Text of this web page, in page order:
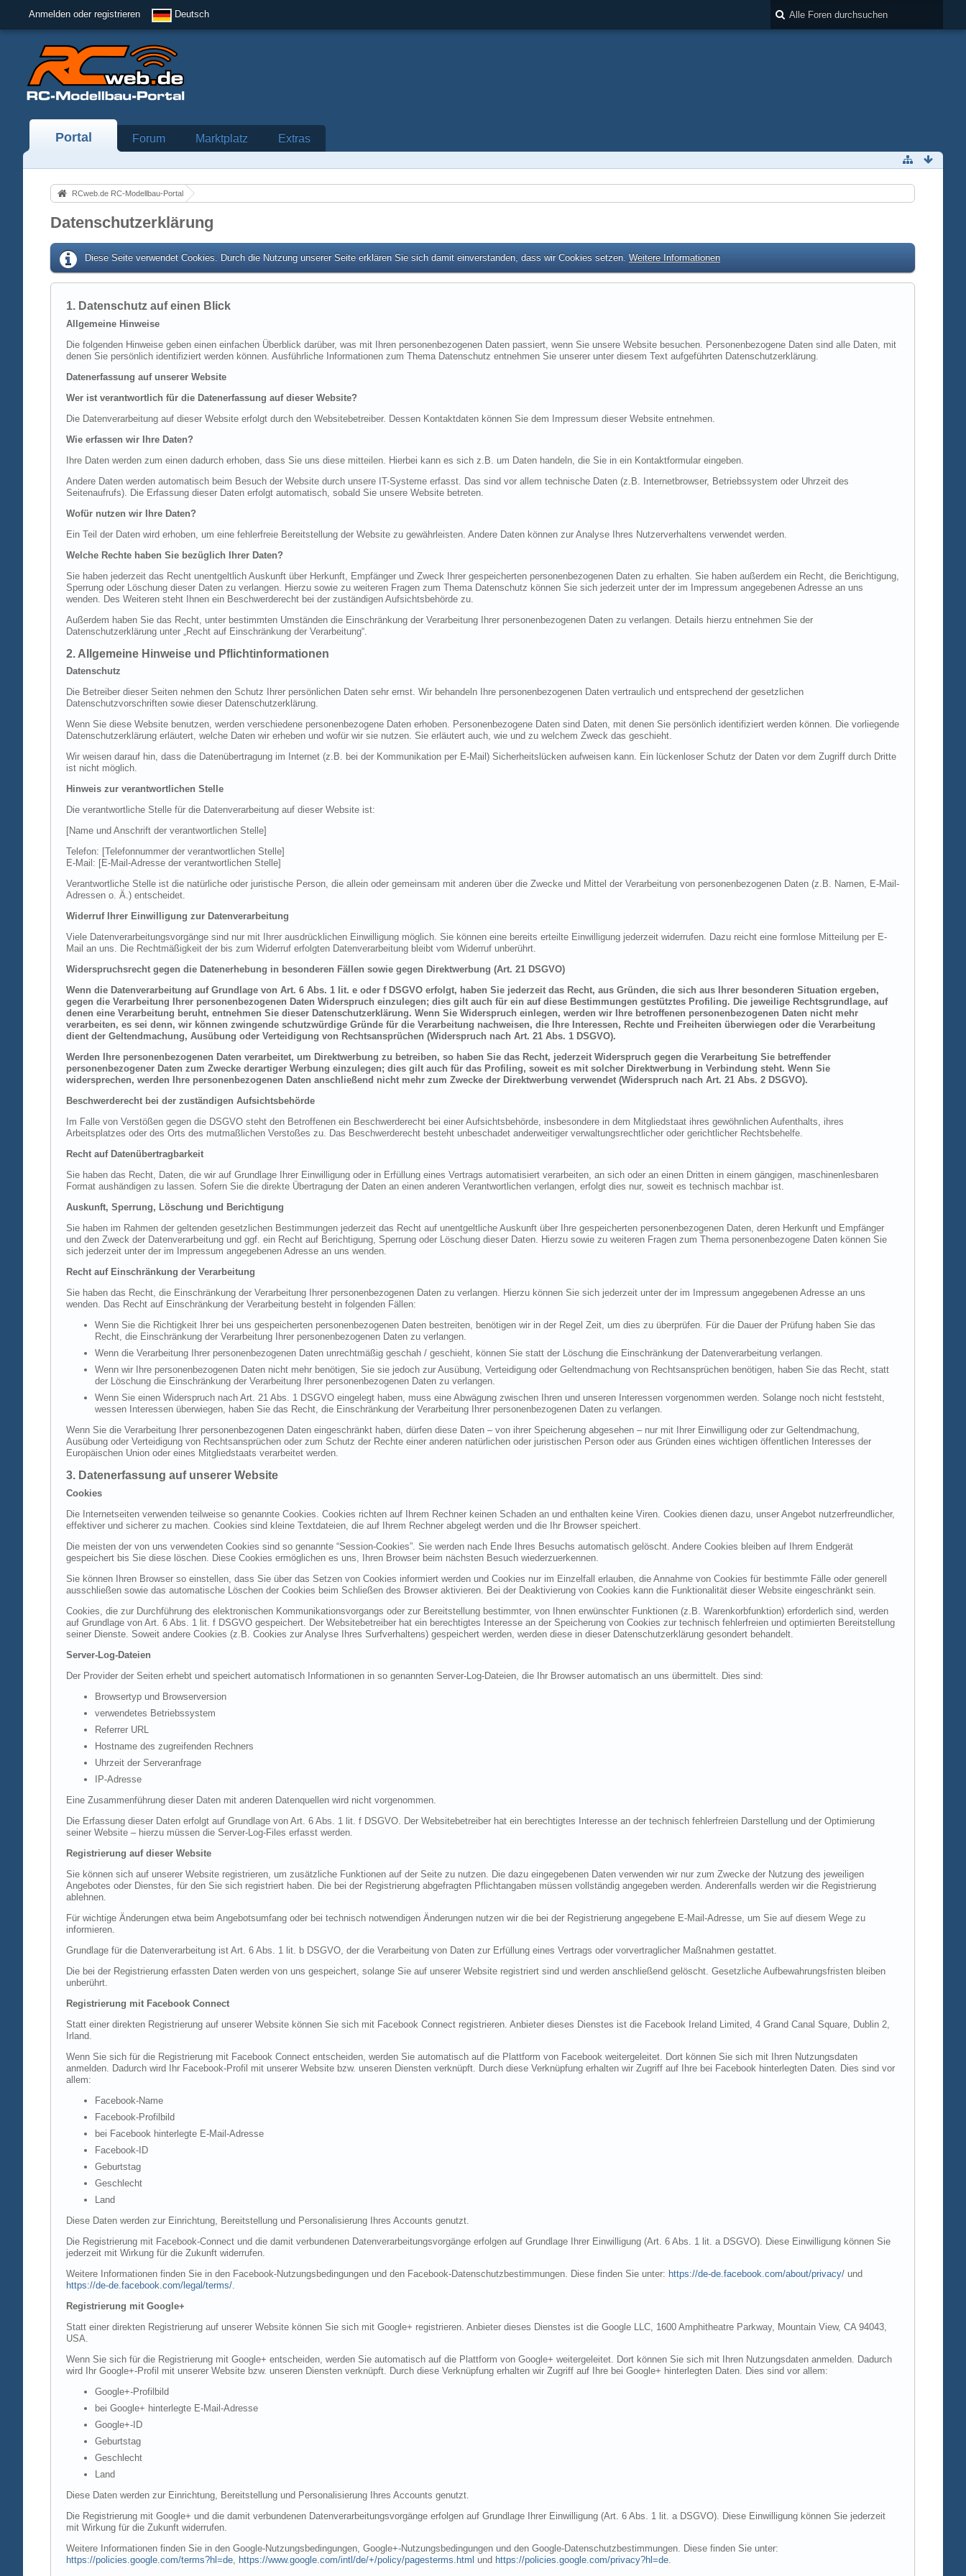
Anmelden oder registrieren Deutsch
Portal Forum Marktplatz Extras
RCweb.de RC-Modellbau-Portal
Datenschutzerklärung
Diese Seite verwendet Cookies. Durch die Nutzung unserer Seite erklären Sie sich damit einverstanden, dass wir Cookies setzen. Weitere Informationen
1. Datenschutz auf einen Blick
Allgemeine Hinweise
Die folgenden Hinweise geben einen einfachen Überblick darüber, was mit Ihren personenbezogenen Daten passiert, wenn Sie unsere Website besuchen. Personenbezogene Daten sind alle Daten, mit
denen Sie persönlich identifiziert werden können. Ausführliche Informationen zum Thema Datenschutz entnehmen Sie unserer unter diesem Text aufgeführten Datenschutzerklärung.
Datenerfassung auf unserer Website
Wer ist verantwortlich für die Datenerfassung auf dieser Website?
Die Datenverarbeitung auf dieser Website erfolgt durch den Websitebetreiber. Dessen Kontaktdaten können Sie dem Impressum dieser Website entnehmen.
Wie erfassen wir Ihre Daten?
Ihre Daten werden zum einen dadurch erhoben, dass Sie uns diese mitteilen. Hierbei kann es sich z.B. um Daten handeln, die Sie in ein Kontaktformular eingeben.
Andere Daten werden automatisch beim Besuch der Website durch unsere IT-Systeme erfasst. Das sind vor allem technische Daten (z.B. Internetbrowser, Betriebssystem oder Uhrzeit des
Seitenaufrufs). Die Erfassung dieser Daten erfolgt automatisch, sobald Sie unsere Website betreten.
Wofür nutzen wir Ihre Daten?
Ein Teil der Daten wird erhoben, um eine fehlerfreie Bereitstellung der Website zu gewährleisten. Andere Daten können zur Analyse Ihres Nutzerverhaltens verwendet werden.
Welche Rechte haben Sie bezüglich Ihrer Daten?
Sie haben jederzeit das Recht unentgeltlich Auskunft über Herkunft, Empfänger und Zweck Ihrer gespeicherten personenbezogenen Daten zu erhalten. Sie haben außerdem ein Recht, die Berichtigung,
Sperrung oder Löschung dieser Daten zu verlangen. Hierzu sowie zu weiteren Fragen zum Thema Datenschutz können Sie sich jederzeit unter der im Impressum angegebenen Adresse an uns
wenden. Des Weiteren steht Ihnen ein Beschwerderecht bei der zuständigen Aufsichtsbehörde zu.
Außerdem haben Sie das Recht, unter bestimmten Umständen die Einschränkung der Verarbeitung Ihrer personenbezogenen Daten zu verlangen. Details hierzu entnehmen Sie der
Datenschutzerklärung unter „Recht auf Einschränkung der Verarbeitung“.
2. Allgemeine Hinweise und Pflichtinformationen
Datenschutz
Die Betreiber dieser Seiten nehmen den Schutz Ihrer persönlichen Daten sehr ernst. Wir behandeln Ihre personenbezogenen Daten vertraulich und entsprechend der gesetzlichen
Datenschutzvorschriften sowie dieser Datenschutzerklärung.
Wenn Sie diese Website benutzen, werden verschiedene personenbezogene Daten erhoben. Personenbezogene Daten sind Daten, mit denen Sie persönlich identifiziert werden können. Die vorliegende
Datenschutzerklärung erläutert, welche Daten wir erheben und wofür wir sie nutzen. Sie erläutert auch, wie und zu welchem Zweck das geschieht.
Wir weisen darauf hin, dass die Datenübertragung im Internet (z.B. bei der Kommunikation per E-Mail) Sicherheitslücken aufweisen kann. Ein lückenloser Schutz der Daten vor dem Zugriff durch Dritte
ist nicht möglich.
Hinweis zur verantwortlichen Stelle
Die verantwortliche Stelle für die Datenverarbeitung auf dieser Website ist:
[Name und Anschrift der verantwortlichen Stelle]
Telefon: [Telefonnummer der verantwortlichen Stelle]
E-Mail: [E-Mail-Adresse der verantwortlichen Stelle]
Verantwortliche Stelle ist die natürliche oder juristische Person, die allein oder gemeinsam mit anderen über die Zwecke und Mittel der Verarbeitung von personenbezogenen Daten (z.B. Namen, E-Mail-
Adressen o. Ä.) entscheidet.
Widerruf Ihrer Einwilligung zur Datenverarbeitung
Viele Datenverarbeitungsvorgänge sind nur mit Ihrer ausdrücklichen Einwilligung möglich. Sie können eine bereits erteilte Einwilligung jederzeit widerrufen. Dazu reicht eine formlose Mitteilung per E-
Mail an uns. Die Rechtmäßigkeit der bis zum Widerruf erfolgten Datenverarbeitung bleibt vom Widerruf unberührt.
Widerspruchsrecht gegen die Datenerhebung in besonderen Fällen sowie gegen Direktwerbung (Art. 21 DSGVO)
Wenn die Datenverarbeitung auf Grundlage von Art. 6 Abs. 1 lit. e oder f DSGVO erfolgt, haben Sie jederzeit das Recht, aus Gründen, die sich aus Ihrer besonderen Situation ergeben,
gegen die Verarbeitung Ihrer personenbezogenen Daten Widerspruch einzulegen; dies gilt auch für ein auf diese Bestimmungen gestütztes Profiling. Die jeweilige Rechtsgrundlage, auf
denen eine Verarbeitung beruht, entnehmen Sie dieser Datenschutzerklärung. Wenn Sie Widerspruch einlegen, werden wir Ihre betroffenen personenbezogenen Daten nicht mehr
verarbeiten, es sei denn, wir können zwingende schutzwürdige Gründe für die Verarbeitung nachweisen, die Ihre Interessen, Rechte und Freiheiten überwiegen oder die Verarbeitung
dient der Geltendmachung, Ausübung oder Verteidigung von Rechtsansprüchen (Widerspruch nach Art. 21 Abs. 1 DSGVO).
Werden Ihre personenbezogenen Daten verarbeitet, um Direktwerbung zu betreiben, so haben Sie das Recht, jederzeit Widerspruch gegen die Verarbeitung Sie betreffender
personenbezogener Daten zum Zwecke derartiger Werbung einzulegen; dies gilt auch für das Profiling, soweit es mit solcher Direktwerbung in Verbindung steht. Wenn Sie
widersprechen, werden Ihre personenbezogenen Daten anschließend nicht mehr zum Zwecke der Direktwerbung verwendet (Widerspruch nach Art. 21 Abs. 2 DSGVO).
Beschwerderecht bei der zuständigen Aufsichtsbehörde
Im Falle von Verstößen gegen die DSGVO steht den Betroffenen ein Beschwerderecht bei einer Aufsichtsbehörde, insbesondere in dem Mitgliedstaat ihres gewöhnlichen Aufenthalts, ihres
Arbeitsplatzes oder des Orts des mutmaßlichen Verstoßes zu. Das Beschwerderecht besteht unbeschadet anderweitiger verwaltungsrechtlicher oder gerichtlicher Rechtsbehelfe.
Recht auf Datenübertragbarkeit
Sie haben das Recht, Daten, die wir auf Grundlage Ihrer Einwilligung oder in Erfüllung eines Vertrags automatisiert verarbeiten, an sich oder an einen Dritten in einem gängigen, maschinenlesbaren
Format aushändigen zu lassen. Sofern Sie die direkte Übertragung der Daten an einen anderen Verantwortlichen verlangen, erfolgt dies nur, soweit es technisch machbar ist.
Auskunft, Sperrung, Löschung und Berichtigung
Sie haben im Rahmen der geltenden gesetzlichen Bestimmungen jederzeit das Recht auf unentgeltliche Auskunft über Ihre gespeicherten personenbezogenen Daten, deren Herkunft und Empfänger
und den Zweck der Datenverarbeitung und ggf. ein Recht auf Berichtigung, Sperrung oder Löschung dieser Daten. Hierzu sowie zu weiteren Fragen zum Thema personenbezogene Daten können Sie
sich jederzeit unter der im Impressum angegebenen Adresse an uns wenden.
Recht auf Einschränkung der Verarbeitung
Sie haben das Recht, die Einschränkung der Verarbeitung Ihrer personenbezogenen Daten zu verlangen. Hierzu können Sie sich jederzeit unter der im Impressum angegebenen Adresse an uns
wenden. Das Recht auf Einschränkung der Verarbeitung besteht in folgenden Fällen:
Wenn Sie die Richtigkeit Ihrer bei uns gespeicherten personenbezogenen Daten bestreiten, benötigen wir in der Regel Zeit, um dies zu überprüfen. Für die Dauer der Prüfung haben Sie das
Recht, die Einschränkung der Verarbeitung Ihrer personenbezogenen Daten zu verlangen.
Wenn die Verarbeitung Ihrer personenbezogenen Daten unrechtmäßig geschah / geschieht, können Sie statt der Löschung die Einschränkung der Datenverarbeitung verlangen.
Wenn wir Ihre personenbezogenen Daten nicht mehr benötigen, Sie sie jedoch zur Ausübung, Verteidigung oder Geltendmachung von Rechtsansprüchen benötigen, haben Sie das Recht, statt
der Löschung die Einschränkung der Verarbeitung Ihrer personenbezogenen Daten zu verlangen.
Wenn Sie einen Widerspruch nach Art. 21 Abs. 1 DSGVO eingelegt haben, muss eine Abwägung zwischen Ihren und unseren Interessen vorgenommen werden. Solange noch nicht feststeht,
wessen Interessen überwiegen, haben Sie das Recht, die Einschränkung der Verarbeitung Ihrer personenbezogenen Daten zu verlangen.
Wenn Sie die Verarbeitung Ihrer personenbezogenen Daten eingeschränkt haben, dürfen diese Daten – von ihrer Speicherung abgesehen – nur mit Ihrer Einwilligung oder zur Geltendmachung,
Ausübung oder Verteidigung von Rechtsansprüchen oder zum Schutz der Rechte einer anderen natürlichen oder juristischen Person oder aus Gründen eines wichtigen öffentlichen Interesses der
Europäischen Union oder eines Mitgliedstaats verarbeitet werden.
3. Datenerfassung auf unserer Website
Cookies
Die Internetseiten verwenden teilweise so genannte Cookies. Cookies richten auf Ihrem Rechner keinen Schaden an und enthalten keine Viren. Cookies dienen dazu, unser Angebot nutzerfreundlicher,
effektiver und sicherer zu machen. Cookies sind kleine Textdateien, die auf Ihrem Rechner abgelegt werden und die Ihr Browser speichert.
Die meisten der von uns verwendeten Cookies sind so genannte “Session-Cookies”. Sie werden nach Ende Ihres Besuchs automatisch gelöscht. Andere Cookies bleiben auf Ihrem Endgerät
gespeichert bis Sie diese löschen. Diese Cookies ermöglichen es uns, Ihren Browser beim nächsten Besuch wiederzuerkennen.
Sie können Ihren Browser so einstellen, dass Sie über das Setzen von Cookies informiert werden und Cookies nur im Einzelfall erlauben, die Annahme von Cookies für bestimmte Fälle oder generell
ausschließen sowie das automatische Löschen der Cookies beim Schließen des Browser aktivieren. Bei der Deaktivierung von Cookies kann die Funktionalität dieser Website eingeschränkt sein.
Cookies, die zur Durchführung des elektronischen Kommunikationsvorgangs oder zur Bereitstellung bestimmter, von Ihnen erwünschter Funktionen (z.B. Warenkorbfunktion) erforderlich sind, werden
auf Grundlage von Art. 6 Abs. 1 lit. f DSGVO gespeichert. Der Websitebetreiber hat ein berechtigtes Interesse an der Speicherung von Cookies zur technisch fehlerfreien und optimierten Bereitstellung
seiner Dienste. Soweit andere Cookies (z.B. Cookies zur Analyse Ihres Surfverhaltens) gespeichert werden, werden diese in dieser Datenschutzerklärung gesondert behandelt.
Server-Log-Dateien
Der Provider der Seiten erhebt und speichert automatisch Informationen in so genannten Server-Log-Dateien, die Ihr Browser automatisch an uns übermittelt. Dies sind:
Browsertyp und Browserversion
verwendetes Betriebssystem
Referrer URL
Hostname des zugreifenden Rechners
Uhrzeit der Serveranfrage
IP-Adresse
Eine Zusammenführung dieser Daten mit anderen Datenquellen wird nicht vorgenommen.
Die Erfassung dieser Daten erfolgt auf Grundlage von Art. 6 Abs. 1 lit. f DSGVO. Der Websitebetreiber hat ein berechtigtes Interesse an der technisch fehlerfreien Darstellung und der Optimierung
seiner Website – hierzu müssen die Server-Log-Files erfasst werden.
Registrierung auf dieser Website
Sie können sich auf unserer Website registrieren, um zusätzliche Funktionen auf der Seite zu nutzen. Die dazu eingegebenen Daten verwenden wir nur zum Zwecke der Nutzung des jeweiligen
Angebotes oder Dienstes, für den Sie sich registriert haben. Die bei der Registrierung abgefragten Pflichtangaben müssen vollständig angegeben werden. Anderenfalls werden wir die Registrierung
ablehnen.
Für wichtige Änderungen etwa beim Angebotsumfang oder bei technisch notwendigen Änderungen nutzen wir die bei der Registrierung angegebene E-Mail-Adresse, um Sie auf diesem Wege zu
informieren.
Grundlage für die Datenverarbeitung ist Art. 6 Abs. 1 lit. b DSGVO, der die Verarbeitung von Daten zur Erfüllung eines Vertrags oder vorvertraglicher Maßnahmen gestattet.
Die bei der Registrierung erfassten Daten werden von uns gespeichert, solange Sie auf unserer Website registriert sind und werden anschließend gelöscht. Gesetzliche Aufbewahrungsfristen bleiben
unberührt.
Registrierung mit Facebook Connect
Statt einer direkten Registrierung auf unserer Website können Sie sich mit Facebook Connect registrieren. Anbieter dieses Dienstes ist die Facebook Ireland Limited, 4 Grand Canal Square, Dublin 2,
Irland.
Wenn Sie sich für die Registrierung mit Facebook Connect entscheiden, werden Sie automatisch auf die Plattform von Facebook weitergeleitet. Dort können Sie sich mit Ihren Nutzungsdaten
anmelden. Dadurch wird Ihr Facebook-Profil mit unserer Website bzw. unseren Diensten verknüpft. Durch diese Verknüpfung erhalten wir Zugriff auf Ihre bei Facebook hinterlegten Daten. Dies sind vor
allem:
Facebook-Name
Facebook-Profilbild
bei Facebook hinterlegte E-Mail-Adresse
Facebook-ID
Geburtstag
Geschlecht
Land
Diese Daten werden zur Einrichtung, Bereitstellung und Personalisierung Ihres Accounts genutzt.
Die Registrierung mit Facebook-Connect und die damit verbundenen Datenverarbeitungsvorgänge erfolgen auf Grundlage Ihrer Einwilligung (Art. 6 Abs. 1 lit. a DSGVO). Diese Einwilligung können Sie
jederzeit mit Wirkung für die Zukunft widerrufen.
Weitere Informationen finden Sie in den Facebook-Nutzungsbedingungen und den Facebook-Datenschutzbestimmungen. Diese finden Sie unter: https://de-de.facebook.com/about/privacy/ und
https://de-de.facebook.com/legal/terms/.
Registrierung mit Google+
Statt einer direkten Registrierung auf unserer Website können Sie sich mit Google+ registrieren. Anbieter dieses Dienstes ist die Google LLC, 1600 Amphitheatre Parkway, Mountain View, CA 94043,
USA.
Wenn Sie sich für die Registrierung mit Google+ entscheiden, werden Sie automatisch auf die Plattform von Google+ weitergeleitet. Dort können Sie sich mit Ihren Nutzungsdaten anmelden. Dadurch
wird Ihr Google+-Profil mit unserer Website bzw. unseren Diensten verknüpft. Durch diese Verknüpfung erhalten wir Zugriff auf Ihre bei Google+ hinterlegten Daten. Dies sind vor allem:
Google+-Profilbild
bei Google+ hinterlegte E-Mail-Adresse
Google+-ID
Geburtstag
Geschlecht
Land
Diese Daten werden zur Einrichtung, Bereitstellung und Personalisierung Ihres Accounts genutzt.
Die Registrierung mit Google+ und die damit verbundenen Datenverarbeitungsvorgänge erfolgen auf Grundlage Ihrer Einwilligung (Art. 6 Abs. 1 lit. a DSGVO). Diese Einwilligung können Sie jederzeit
mit Wirkung für die Zukunft widerrufen.
Weitere Informationen finden Sie in den Google-Nutzungsbedingungen, Google+-Nutzungsbedingungen und den Google-Datenschutzbestimmungen. Diese finden Sie unter:
https://policies.google.com/terms?hl=de, https://www.google.com/intl/de/+/policy/pagesterms.html und https://policies.google.com/privacy?hl=de.